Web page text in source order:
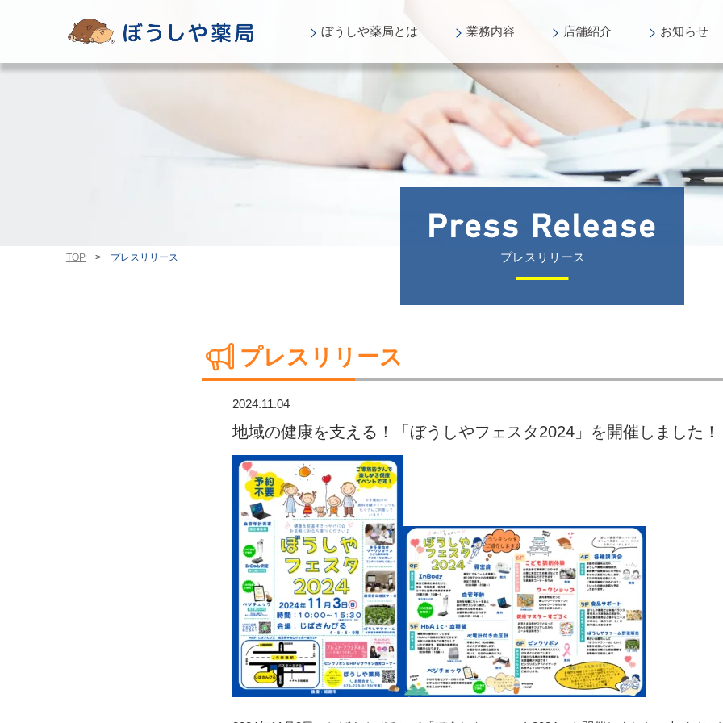
ぼうしや薬局とは 業務内容 店舗紹介 お知らせ
プレスリリース
TOP > プレスリリース
プレスリリース
2024.11.04
地域の健康を支える！「ぼうしやフェスタ2024」を開催しました！